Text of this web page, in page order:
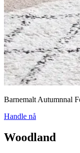
Barnemalt Autumnnal
Handle nå
Woodland